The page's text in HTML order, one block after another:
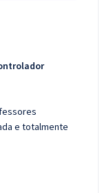
e totalmente